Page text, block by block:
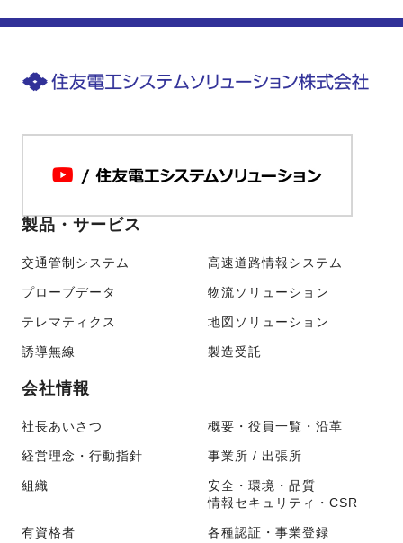
製品・サービス
交通管制システム 高速道路情報システム
プローブデータ 物流ソリューション
テレマティクス 地図ソリューション
誘導無線 製造受託
会社情報
社長あいさつ 概要・役員一覧・沿革
経営理念・行動指針 事業所 / 出張所
組織
安全・環境・品質
情報セキュリティ・CSR
有資格者 各種認証・事業登録